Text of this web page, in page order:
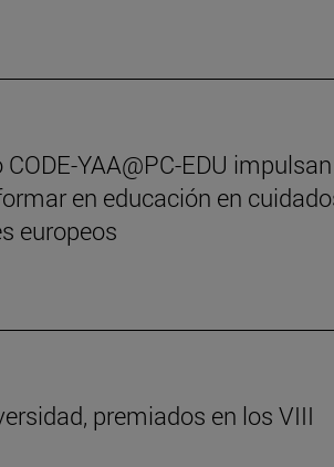
YAA@PC-EDU
en educación en
europeos
premiados en los VIII